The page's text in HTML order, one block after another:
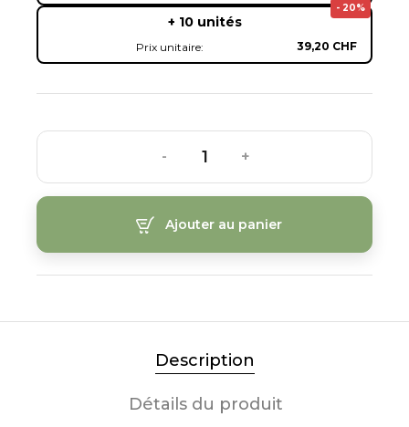
- 20%
+ 10 unités
Prix unitaire: 39,20 CHF
- +
Ajouter au panier
Description
Détails du produit